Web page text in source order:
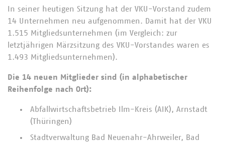
In seiner heutigen Sitzung hat der VKU-Vorstand zudem
14 Unternehmen neu aufgenommen. Damit hat der VKU
1.515 Mitgliedsunternehmen (im Vergleich: zur
letztjährigen Märzsitzung des VKU-Vorstandes waren es
1.493 Mitgliedsunternehmen).
Die 14 neuen Mitglieder sind (in alphabetischer
Reihenfolge nach Ort):
Abfallwirtschaftsbetrieb Ilm-Kreis (AIK), Arnstadt
(Thüringen)
Stadtverwaltung Bad Neuenahr-Ahrweiler, Bad